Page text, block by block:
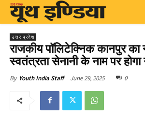
उत्तर प्रदेश
राजकीय पॉलिटेक्निक कानपुर का
स्वतंत्रता सेनानी के नाम पर
By Youth India Staff June 29, 2025 0